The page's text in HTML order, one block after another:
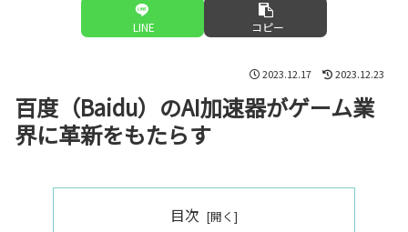
LINE コピー
2023.12.17 2023.12.23
百度（Baidu）のAI加速器がゲーム業
界に革新をもたらす
目次